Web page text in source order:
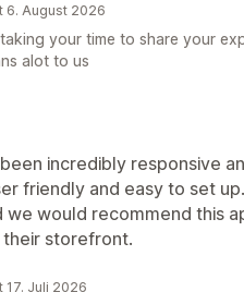
6. August 2026
your time to share your
alot to us
incredibly responsive
friendly and easy to set
we would recommend this
their storefront.
17. Juli 2026